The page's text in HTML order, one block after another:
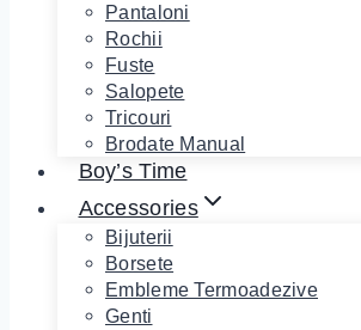
Pantaloni
Rochii
Fuste
Salopete
Tricouri
Brodate Manual
Boy’s Time
Accessories
Bijuterii
Borsete
Embleme Termoadezive
Genti